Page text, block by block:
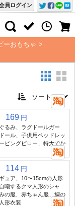
員ログイン
ーおもちゃ >
169 円
るみ、ラグドールガー
ール、子供用ベッドレッ
ピングピロー、特大でか
114 円
ュア、10〜15cmの人形
嘲するクマ人形のシャ
の服、赤ちゃん服、鯛の
形衣装